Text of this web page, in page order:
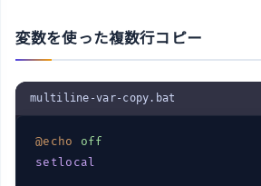
変数を使った複数行コピー
multiline-var-copy.bat
@echo
off
setlocal